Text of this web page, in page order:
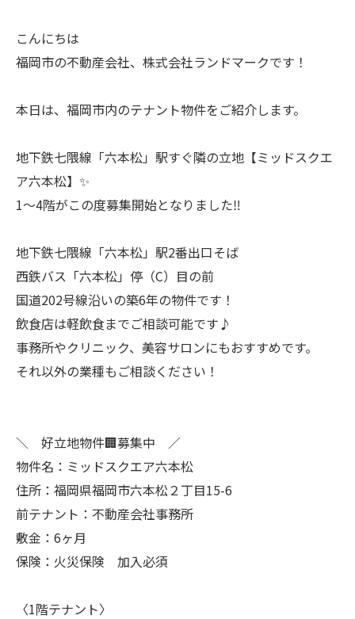
こんにちは
福岡市の不動産会社、株式会社ランドマークです！
本日は、福岡市内のテナント物件をご紹介します。
地下鉄七隈線「六本松」駅すぐ隣の立地【ミッドスクエ
ア六本松】✨
1～4階がこの度募集開始となりました‼
地下鉄七隈線「六本松」駅2番出口そば
西鉄バス「六本松」停（C）目の前
国道202号線沿いの築6年の物件です！
飲食店は軽飲食までご相談可能です♪
事務所やクリニック、美容サロンにもおすすめです。
それ以外の業種もご相談ください！
＼ 好立地物件🏢募集中 ／
物件名：ミッドスクエア六本松
住所：福岡県福岡市六本松２丁目15-6
前テナント：不動産会社事務所
敷金：6ヶ月
保険：火災保険 加入必須
〈1階テナント〉